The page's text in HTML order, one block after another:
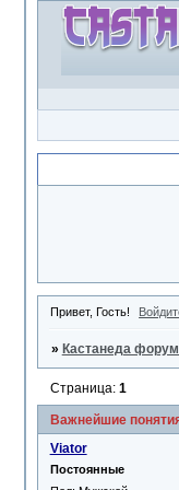
Привет, Гость!
» Кастанеда форум
Важнейшие
Страница: 1
Viator
Постоянные